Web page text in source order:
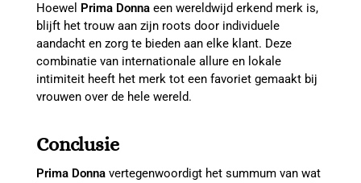
Hoewel Prima Donna een wereldwijd erkend merk is,
blijft het trouw aan zijn roots door individuele
aandacht en zorg te bieden aan elke klant. Deze
combinatie van internationale allure en lokale
intimiteit heeft het merk tot een favoriet gemaakt bij
vrouwen over de hele wereld.
Conclusie
Prima Donna vertegenwoordigt het summum van wat